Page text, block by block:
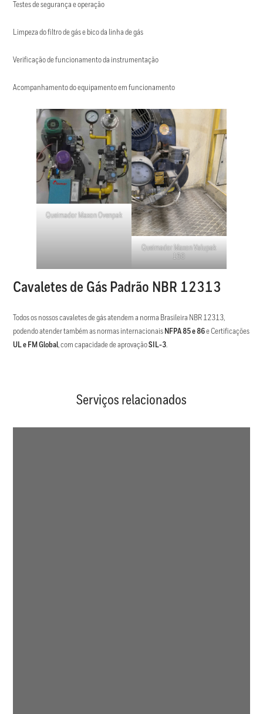
Testes de segurança e operação
Limpeza do filtro de gás e bico da linha de gás
Verificação de funcionamento da instrumentação
Acompanhamento do equipamento em funcionamento
Queimador Maxon Ovenpak
Queimador Maxon Valupak
150
Cavaletes de Gás Padrão NBR 12313
Todos os nossos cavaletes de gás atendem a norma Brasileira NBR 12313,
podendo atender também as normas internacionais NFPA 85 e 86e Certificações
UL e FM Global , com capacidade de aprovaçãoSIL-3
Serviços relacionados